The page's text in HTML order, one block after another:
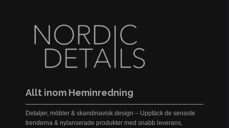
Allt inom Heminredning
Detaljer, möbler & skandinavisk design – Upptäck de senaste
trenderna & nylanserade produkter med snabb leverans,